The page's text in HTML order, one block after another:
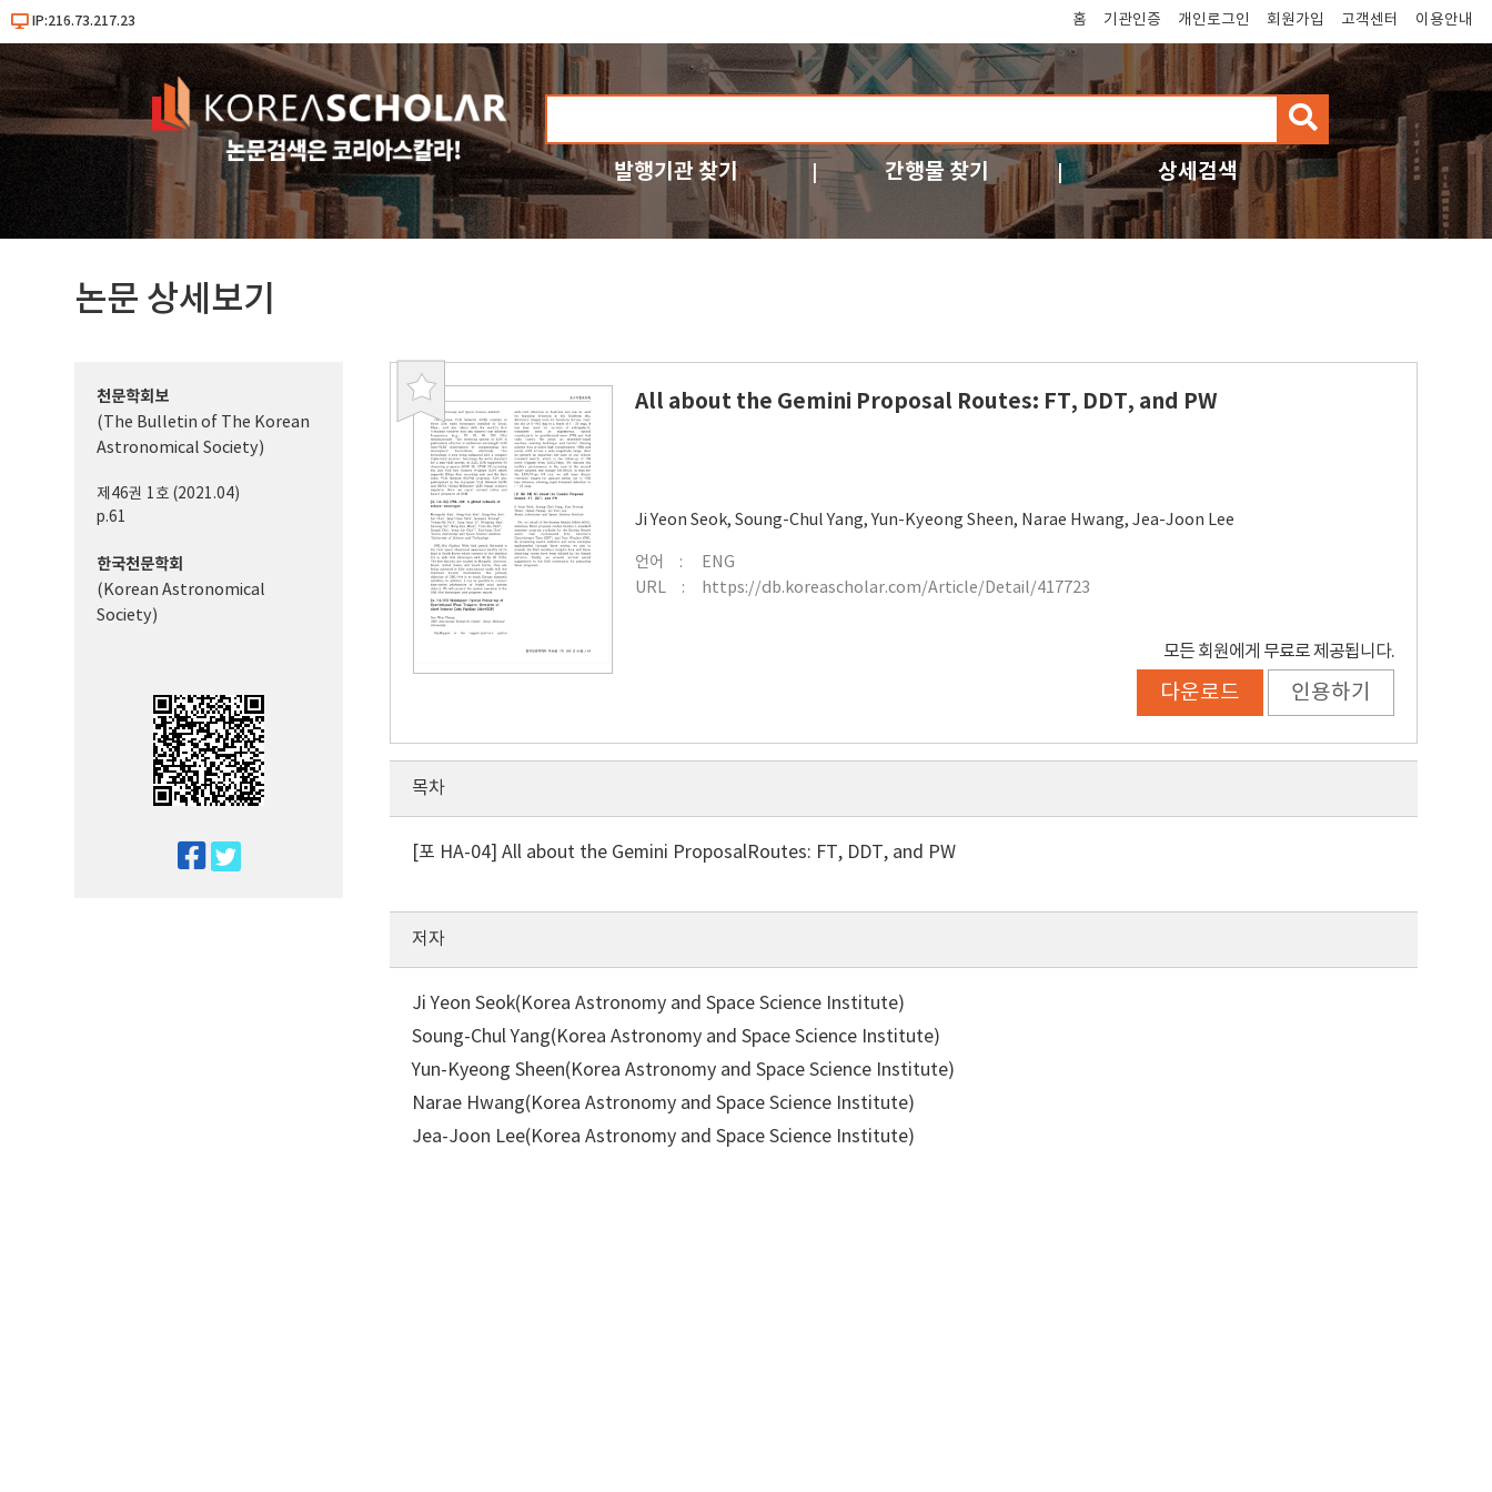
IP:216.73.217.23 홈 기관인증 개인로그인 회원가입 고객센터 이용안내
검
색
발행기관 찾기 간행물 찾기 상세검색
논문 상세보기
북
마
크
All about the Gemini Proposal Routes: FT, DDT, and PW
Ji Yeon Seok,Soung-Chul Yang,Yun-Kyeong Sheen, Narae Hwang,Jea-Joon Lee
언어
ENG
URL
https://db.koreascholar.com/Article/Detail/417723
모든 회원에게 무료로 제공됩니다.
다운로드 인용하기
천문학회보
(The Bulletin of The Korean
Astronomical Society)
제46권 1호 (2021.04)
p.61
한국천문학회
(Korean Astronomical
Society)
목차
[포 HA-04] All about the Gemini ProposalRoutes: FT, DDT, and PW
저자
Ji Yeon Seok(Korea Astronomy and Space Science Institute)
Soung-Chul Yang(Korea Astronomy and Space Science Institute)
Yun-Kyeong Sheen(Korea Astronomy and Space Science Institute)
Narae Hwang(Korea Astronomy and Space Science Institute)
Jea-Joon Lee(Korea Astronomy and Space Science Institute)